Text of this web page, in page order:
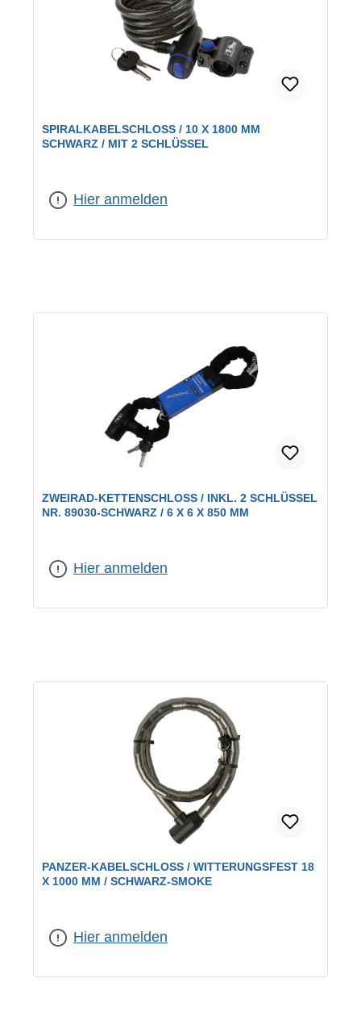
SPIRALKABELSCHLOSS / 10 X 1800 MM
SCHWARZ / MIT 2 SCHLÜSSEL
Hier anmelden
ZWEIRAD-KETTENSCHLOSS / INKL. 2 SCHLÜSSEL
NR. 89030-SCHWARZ / 6 X 6 X 850 MM
Hier anmelden
PANZER-KABELSCHLOSS / WITTERUNGSFEST 18
X 1000 MM / SCHWARZ-SMOKE
Hier anmelden